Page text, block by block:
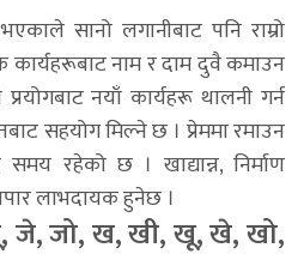
सानो लगानीबाट पनि राम्रो
नाम र दाम दुवै कमाउन
नयाँ कार्यहरू थालनी गर्न
सहयोग मिल्ने छ । प्रेममा रमाउन
रहेको छ । खाद्यान्न, निर्माण
लाभदायक हुनेछ ।
जे, जो, ख, खी, खू, खे, खो,